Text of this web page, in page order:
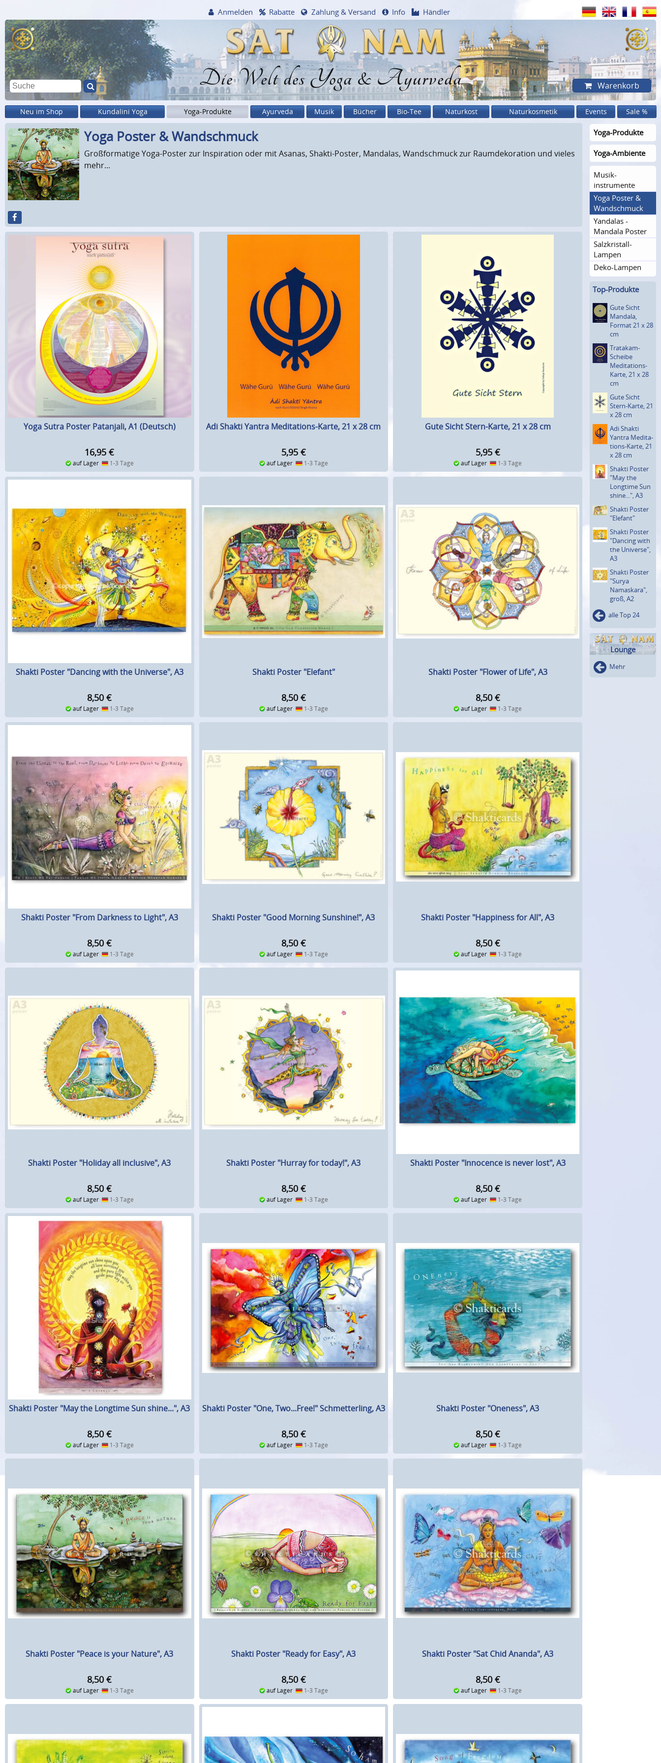
Die Welt des Yoga & Ayurveda
Anmelden Rabatte Zahlung & Versand Info Händler
Warenkorb
Neu im Shop Kundalini Yoga Yoga-Produkte Ayurveda Musik Bücher Bio-Tee Naturkost Naturkosmetik Events Sale %
Yoga Poster & Wandschmuck
Großformatige Yoga-Poster zur Inspiration oder mit Asanas, Shakti-Poster, Mandalas, Wandschmuck zur Raumdekoration und vieles
mehr...
Yoga Sutra Poster Patanjali, A1 (Deutsch)
16,95 €
auf Lager 1-3 Tage
Adi Shakti Yantra Meditations-Karte, 21 x 28 cm
5,95 €
auf Lager 1-3 Tage
Gute Sicht Stern-Karte, 21 x 28 cm
5,95 €
auf Lager 1-3 Tage
Shakti Poster "Dancing with the Universe", A3
8,50 €
auf Lager 1-3 Tage
Shakti Poster "Elefant"
8,50 €
auf Lager 1-3 Tage
Shakti Poster "Flower of Life", A3
8,50 €
auf Lager 1-3 Tage
Shakti Poster "From Darkness to Light", A3
8,50 €
auf Lager 1-3 Tage
Shakti Poster "Good Morning Sunshine!", A3
8,50 €
auf Lager 1-3 Tage
Shakti Poster "Happiness for All", A3
8,50 €
auf Lager 1-3 Tage
Shakti Poster "Holiday all inclusive", A3
8,50 €
auf Lager 1-3 Tage
Shakti Poster "Hurray for today!", A3
8,50 €
auf Lager 1-3 Tage
Shakti Poster "Innocence is never lost", A3
8,50 €
auf Lager 1-3 Tage
Shakti Poster "May the Longtime Sun shine...", A3
8,50 €
auf Lager 1-3 Tage
Shakti Poster "One, Two...Free!" Schmetterling, A3
8,50 €
auf Lager 1-3 Tage
Shakti Poster "Oneness", A3
8,50 €
auf Lager 1-3 Tage
Shakti Poster "Peace is your Nature", A3
8,50 €
auf Lager 1-3 Tage
Shakti Poster "Ready for Easy", A3
8,50 €
auf Lager 1-3 Tage
Shakti Poster "Sat Chid Ananda", A3
8,50 €
auf Lager 1-3 Tage
Yoga-Produkte
Yoga-Ambiente
Musik­
instrumente
Yoga Poster &
Wandschmuck
Yandalas -
Mandala Poster
Sal­zkristall-
Lampen
Deko-Lampen
Top-Produkte
Gute Sicht
Mandala,
Format 21 x 28
cm
Tratakam-
Scheibe
Medita­tions-
Karte, 21 x 28
cm
Gute Sicht
Stern-Karte, 21
x 28 cm
Adi Shakti
Yantra Medita­
tions-Karte, 21
x 28 cm
Shakti Poster
"May the
Longtime Sun
shine...", A3
Shakti Poster
"Elefant"
Shakti Poster
"Dancing with
the Universe",
A3
Shakti Poster
"Surya
Namaska­ra",
groß, A2
alle Top 24
Lounge
Mehr